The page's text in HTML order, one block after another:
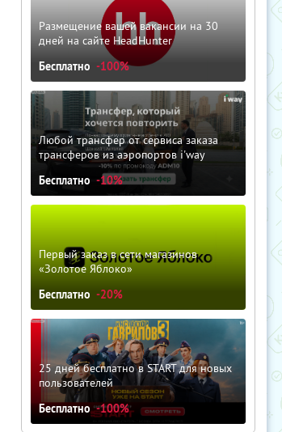
Размещение вашей вакансии на 30
дней на сайте HeadHunter
Бесплатно -100%
Любой трансфер от сервиса заказа
трансферов из аэропортов i'way
Бесплатно -10%
Первый заказ в сети магазинов
«Золотое Яблоко»
Бесплатно -20%
25 дней бесплатно в START для новых
пользователей
Бесплатно -100%